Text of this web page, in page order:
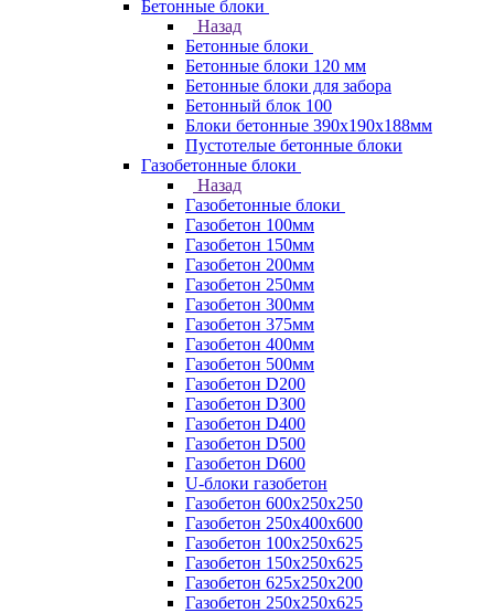
Бетонные блоки
Назад
Бетонные блоки
Бетонные блоки 120 мм
Бетонные блоки для забора
Бетонный блок 100
Блоки бетонные 390х190х188мм
Пустотелые бетонные блоки
Газобетонные блоки
Назад
Газобетонные блоки
Газобетон 100мм
Газобетон 150мм
Газобетон 200мм
Газобетон 250мм
Газобетон 300мм
Газобетон 375мм
Газобетон 400мм
Газобетон 500мм
Газобетон D200
Газобетон D300
Газобетон D400
Газобетон D500
Газобетон D600
U-блоки газобетон
Газобетон 600x250x250
Газобетон 250x400x600
Газобетон 100х250х625
Газобетон 150х250х625
Газобетон 625х250х200
Газобетон 250х250х625